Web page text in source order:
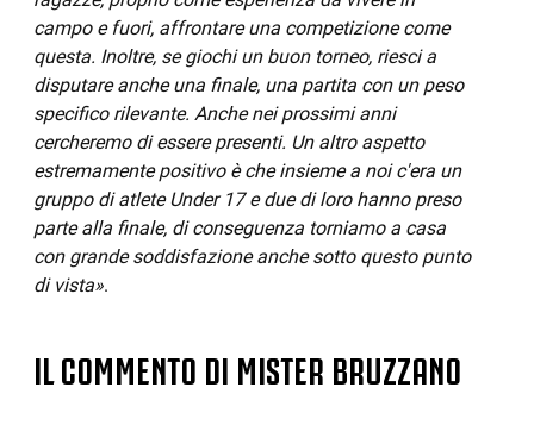
campo e fuori, affrontare una competizione come
questa. Inoltre, se giochi un buon torneo, riesci a
disputare anche una finale, una partita con un peso
specifico rilevante. Anche nei prossimi anni
cercheremo di essere presenti. Un altro aspetto
estremamente positivo è che insieme a noi c'era un
gruppo di atlete Under 17 e due di loro hanno preso
parte alla finale, di conseguenza torniamo a casa
con grande soddisfazione anche sotto questo punto
di vista».
IL COMMENTO DI MISTER BRUZZANO